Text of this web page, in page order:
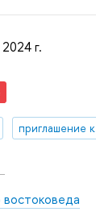
г.
приглашение